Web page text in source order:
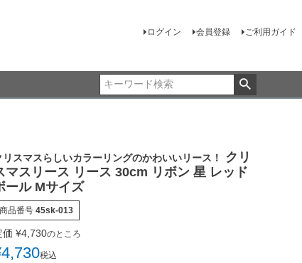
ログイン 会員登録 ご利用ガイド
リスマスらしいカラーリングのかわいいリース！
クリ
マスリース リース 30cm リボン 星 レッド
ール Mサイズ
商品番号 45sk-013
価 ¥4,730のところ
4,730税込